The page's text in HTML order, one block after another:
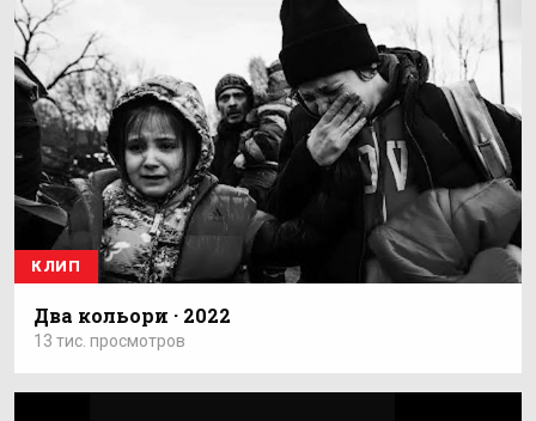
КЛИП
Два кольори · 2022
13 тис. просмотров